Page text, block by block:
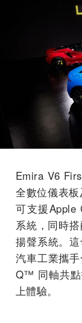
Emira V6
全數位儀表
可支援Apple
系統，同時
揚聲系統。
汽車工業攜
Q™️ 同軸共點
上體驗。